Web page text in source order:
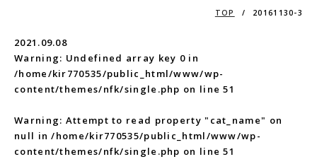
TOP / 20161130-3
2021.09.08
Warning: Undefined array key 0 in
/home/kir770535/public_html/www/wp-
content/themes/nfk/single.php on line51
Warning: Attempt to read property "cat_name" on
null in/home/kir770535/public_html/www/wp-
content/themes/nfk/single.php on line51